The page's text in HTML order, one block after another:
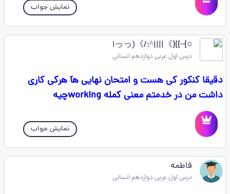
نمایش جواب
○]~}}{》||||^:/》(っっا
درس اول عربی دوازدهم انسانی
دقیقا کنکور کی هست و امتحان نهایی هآ هرکی کاری
داشت من در خدمتم معنی کمله workingچیه
نمایش جواب
فاطمه
درس اول عربی دوازدهم انسانی